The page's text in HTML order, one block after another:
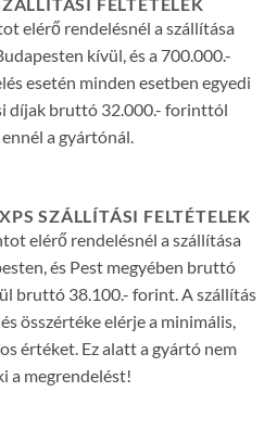
elérő rendelésnél a szállítása
kívül, és a 700.000.-
esetén minden esetben egyedi
díjak bruttó 32.000.- forinttól
a gyártónál.
SZÁLLÍTÁSI FELTÉTELEK
elérő rendelésnél a szállítása
és Pest megyében bruttó
bruttó 38.100.- forint. A szállítás
összértéke elérje a minimális,
értéket. Ez alatt a gyártó nem
a megrendelést!